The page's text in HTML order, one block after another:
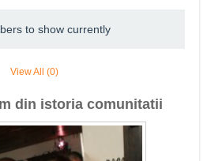
to show currently
View All (0)
din istoria comunitatii